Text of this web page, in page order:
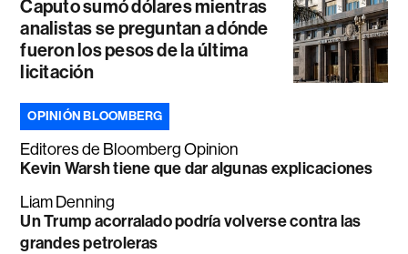
Caputo sumó dólares mientras
analistas se preguntan a dónde
fueron los pesos de la última
licitación
OPINIÓN BLOOMBERG
Editores de Bloomberg Opinion
Kevin Warsh tiene que dar algunas explicaciones
Liam Denning
Un Trump acorralado podría volverse contra las
grandes petroleras